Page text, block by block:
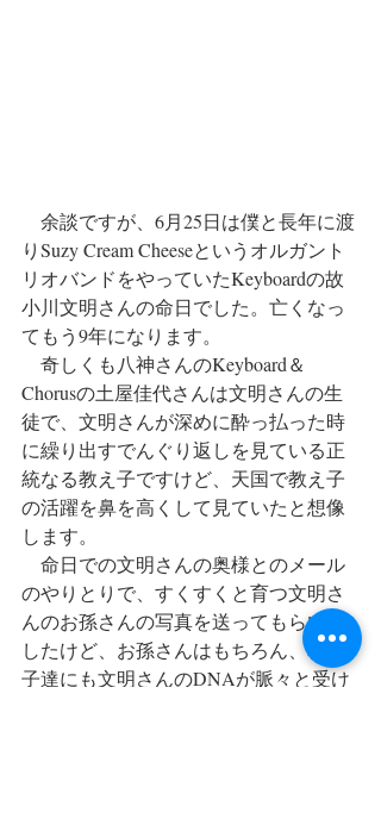
余談ですが、6月25日は僕と長年に渡
りSuzy Cream Cheeseというオルガント
リオバンドをやっていたKeyboardの故
小川文明さんの命日でした。亡くなっ
てもう9年になります。
奇しくも八神さんのKeyboard＆
Chorusの土屋佳代さんは文明さんの生
徒で、文明さんが深めに酔っ払った時
に繰り出すでんぐり返しを見ている正
統なる教え子ですけど、天国で教え子
の活躍を鼻を高くして見ていたと想像
します。
命日での文明さんの奥様とのメール
のやりとりで、すくすくと育つ文明さ
んのお孫さんの写真を送ってもらいま
したけど、お孫さんはもちろん、教え
子達にも文明さんのDNAが脈々と受け